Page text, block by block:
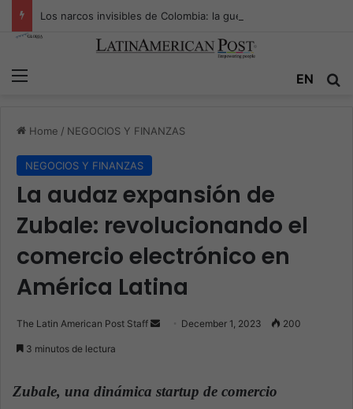
EN
Home / NEGOCIOS Y FINANZAS
NEGOCIOS Y FINANZAS
La audaz expansión de
Zubale: revolucionando el
comercio electrónico en
América Latina
The Latin American Post Staff
a
December 1, 2023 200
3 minutos de lectura
Zubale, una dinámica startup de comercio